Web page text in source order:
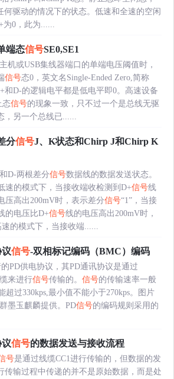
何驱动的情况下的状态。低速和全速的空闲
为0，此为......
端态信号SE0,SE1
机或USB集线器端口的单端电压阈值时，
信号态0，英文名Single-Ended Zero,简称
和D-的逻辑电平都是低电平即0。高速设备
态信号的现象一致，只不过一个是总线无驱
，另一个总线已......
分信号J、K状态和Chirp J和Chirp K
D-两根差分信号数据线的数据发送状态。
速的模式下，当接收端收检测到D+信号线
压高出200mV时，表示差分信号“1”，当接
的电压比D+信号线的电压高出200mV时，
速的模式下，当接收端......
信号-双相标记编码（BMC）编码
PD供电协议，其PD通讯协议是通过
来进行信号传输的。 信号的传输速率一般
超过330kps,最小值不能小于270kps。图片
墨玉麒麟提供。PD信号的编码规则采用的
信号的数据发送与接收流程
号是通过线缆CC1进行传输的，但数据的发
传输过程中传递的并不是原始数据，而是处